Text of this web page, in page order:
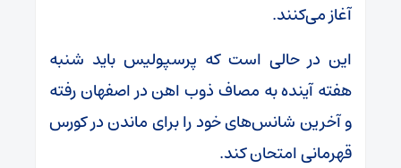
آغاز می‌کنند.
این در حالی است که پرسپولیس باید شنبه
هفته آینده به مصاف ذوب اهن در اصفهان رفته
و آخرین شانس‌های خود را برای ماندن در کورس
قهرمانی امتحان کند.